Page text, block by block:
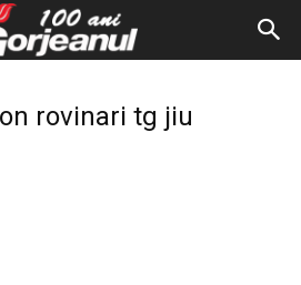
rovinari tg jiu